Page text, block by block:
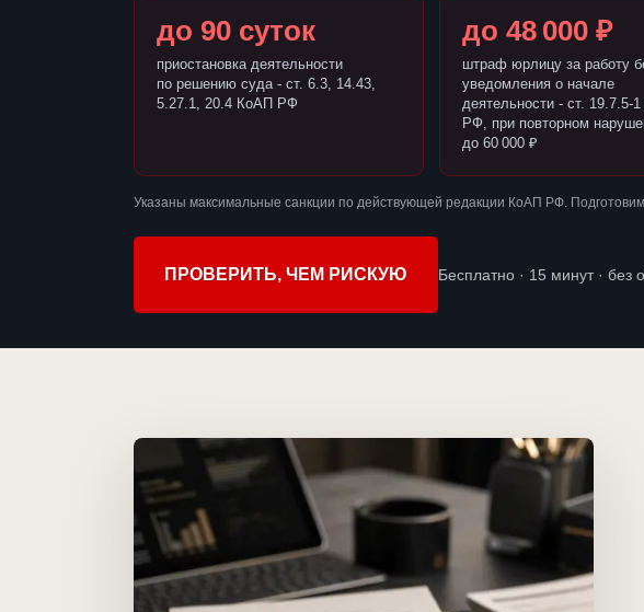
до 90 суток
приостановка деятельности
по решению суда - ст. 6.3, 14.43,
5.27.1, 20.4 КоАП РФ
до 48 000 ₽
штраф юрлицу за работу
уведомления о начале
деятельности - ст. 19.7.5-
РФ, при повторном
до 60 000 ₽
Указаны максимальные санкции по действующей редакции КоАП РФ.
ПРОВЕРИТЬ, ЧЕМ РИСКУЮ Бесплатно · 15 минут · без